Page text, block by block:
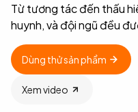
Từ tương tác đến thấu
huynh, và đội ngũ đều
Dùng thử sản phẩm
Xem video